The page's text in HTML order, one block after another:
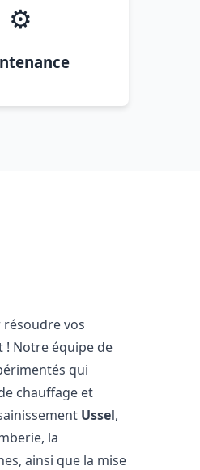
⚙️
vos
! Notre équipe de
qui
chauffage et
Ussel,
la
ainsi que la mise